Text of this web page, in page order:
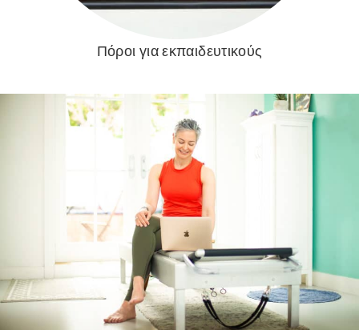
Πόροι για εκπαιδευτικούς